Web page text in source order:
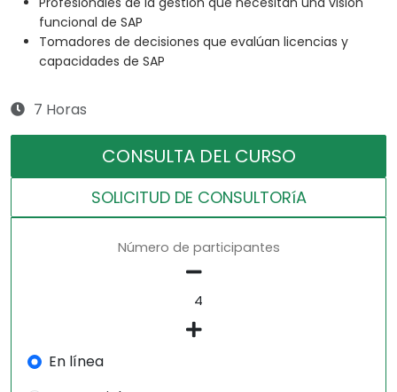
funcional de SAP
Tomadores de decisiones que evalúan licencias y
capacidades de SAP
7 Horas
CONSULTA DEL CURSO
SOLICITUD DE CONSULTORíA
Número de participantes
En línea